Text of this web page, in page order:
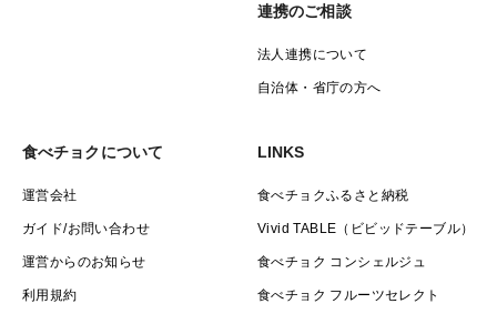
連携のご相談
法人連携について
自治体・省庁の方へ
食べチョクについて
運営会社
ガイド/お問い合わせ
運営からのお知らせ
利用規約
LINKS
食べチョクふるさと納税
Vivid TABLE（ビビッドテーブル）
食べチョク コンシェルジュ
食べチョク フルーツセレクト